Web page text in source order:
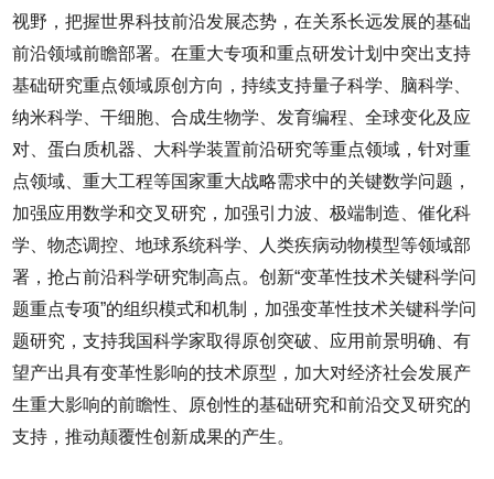
视野，把握世界科技前沿发展态势，在关系长远发展的基础
前沿领域前瞻部署。在重大专项和重点研发计划中突出支持
基础研究重点领域原创方向，持续支持量子科学、脑科学、
纳米科学、干细胞、合成生物学、发育编程、全球变化及应
对、蛋白质机器、大科学装置前沿研究等重点领域，针对重
点领域、重大工程等国家重大战略需求中的关键数学问题，
加强应用数学和交叉研究，加强引力波、极端制造、催化科
学、物态调控、地球系统科学、人类疾病动物模型等领域部
署，抢占前沿科学研究制高点。创新“变革性技术关键科学问
题重点专项”的组织模式和机制，加强变革性技术关键科学问
题研究，支持我国科学家取得原创突破、应用前景明确、有
望产出具有变革性影响的技术原型，加大对经济社会发展产
生重大影响的前瞻性、原创性的基础研究和前沿交叉研究的
支持，推动颠覆性创新成果的产生。